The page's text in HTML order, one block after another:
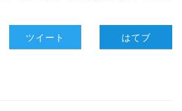
ツイート はてブ